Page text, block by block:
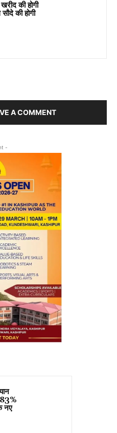
की होगी
की होगी
A COMMENT
-
नए